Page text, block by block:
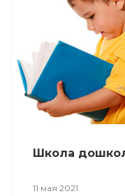
Школа
11 мая 2021